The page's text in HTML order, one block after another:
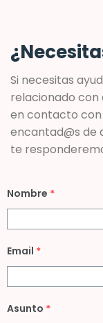
Si necesitas
relacionado con
en contacto con
encantad@s de
te
Nombre *
Email *
Asunto *